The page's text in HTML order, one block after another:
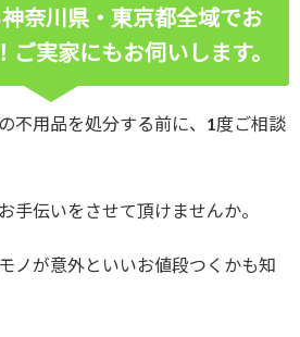
奈川県・東京都全域でお
ご実家にもお伺いします。
不用品を処分する前に、1度ご相談
手伝いをさせて頂けませんか。
ノが意外といいお値段つくかも知